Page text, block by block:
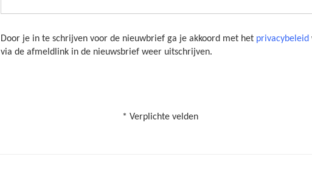
mail
Door je in te schrijven voor de nieuwbrief ga je akkoord met het privacybeleid
via de afmeldlink in de nieuwsbrief weer uitschrijven.
* Verplichte velden